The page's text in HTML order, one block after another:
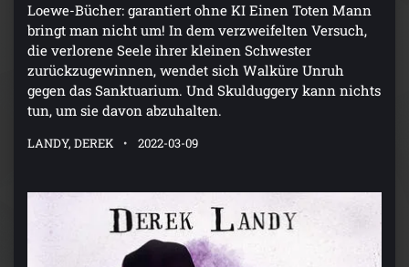
Loewe-Bücher: garantiert ohne KI Einen Toten Mann
bringt man nicht um! In dem verzweifelten Versuch,
die verlorene Seele ihrer kleinen Schwester
zurückzugewinnen, wendet sich Walküre Unruh
gegen das Sanktuarium. Und Skulduggery kann nichts
tun, um sie davon abzuhalten.
LANDY, DEREK 2022-03-09